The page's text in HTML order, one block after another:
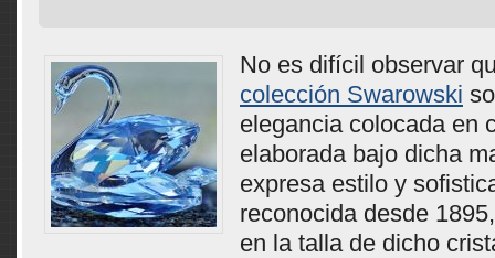
No es difícil observar
colección Swarowski
elegancia colocada en
elaborada bajo dicha
expresa estilo y
reconocida desde
en la talla de dicho